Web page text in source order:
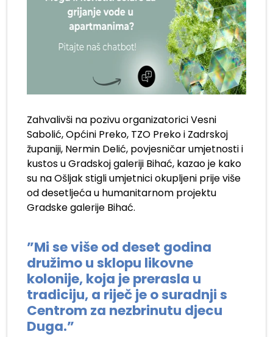
Zahvalivši na pozivu organizatorici Vesni
Sabolić, Općini Preko, TZO Preko i Zadrskoj
županiji, Nermin Delić, povjesničar umjetnosti i
kustos u Gradskoj galeriji Bihać, kazao je kako
su na Ošljak stigli umjetnici okupljeni prije više
od desetljeća u humanitarnom projektu
Gradske galerije Bihać.
”Mi se više od deset godina
družimo u sklopu likovne
kolonije, koja je prerasla u
tradiciju, a riječ je o suradnji s
Centrom za nezbrinutu djecu
Duga.”